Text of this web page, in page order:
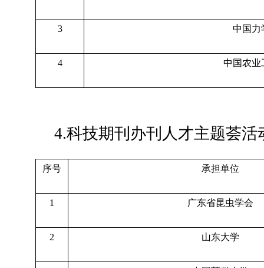
3 中国力
4 中国农业
4.科技期刊办刊人才主题荟
序号 承担单位
1 广东省昆虫学会
2 山东大学